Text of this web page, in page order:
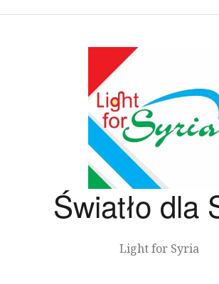
Światło dla
Light for Syria